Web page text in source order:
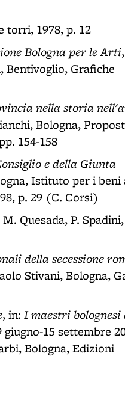
torri, 1978, p. 12
Bologna per le Arti
Bentivoglio, Grafiche
nella storia
Bologna,
154-158
e della Giunta
Istituto per i
p. 29 (C. Corsi)
Quesada, P.
della secessione
Stivani, Bologna,
, in: I maestri bolognesi
giugno-15 settembre
Bologna, Edizioni